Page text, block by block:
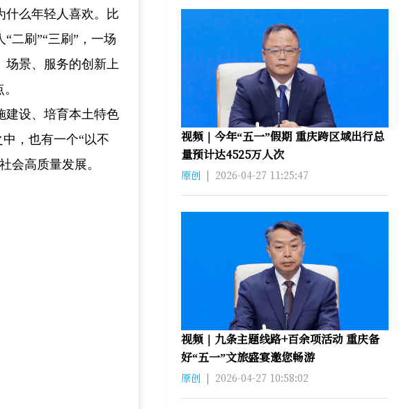
什么年轻人喜欢。比
二刷”“三刷”，一场
场景、服务的创新上
建设、培育本土特色
，也有一个“以不
会高质量发展。
视频｜今年“五一”假期 重庆跨区域出行总
量预计达4525万人次
原创 | 2026-04-27 11:25:47
视频｜九条主题线路+百余项活动 重庆备
好“五一”文旅盛宴邀您畅游
原创 | 2026-04-27 10:58:02